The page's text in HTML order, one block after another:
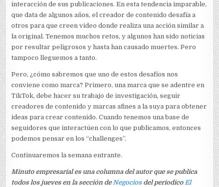
interacción de sus publicaciones. En esta tendencia imparable,
que data de algunos años, el creador de contenido desafía a
otros para que creen video donde realiza una acción similar a
la original. Tenemos muchos retos, y algunos han sido noticias
por resultar peligrosos y hasta han causado muertes. Pero
tampoco lleguemos a tanto.
Pero, ¿cómo sabremos que uno de estos desafíos nos
conviene como marca? Primero, una marca que se adentre en
TikTok, debe hacer su trabajo de investigación, seguir
creadores de contenido y marcas afines a la suya para obtener
ideas para crear contenido. Cuando tenemos una base de
seguidores que interactúen con lo que publicamos, entonces
podemos pensar en los “challenges”.
Continuaremos la semana entrante.
Minuto empresarial es una columna del autor que se publica
todos los jueves en la sección deNegociosdel periodicoEl